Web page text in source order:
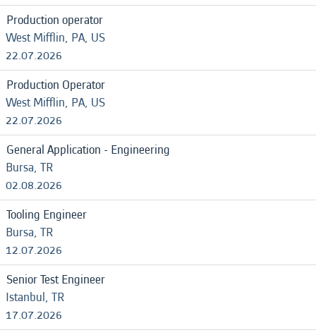
Production operator
West Mifflin, PA, US
22.07.2026
Production Operator
West Mifflin, PA, US
22.07.2026
General Application - Engineering
Bursa, TR
02.08.2026
Tooling Engineer
Bursa, TR
12.07.2026
Senior Test Engineer
Istanbul, TR
17.07.2026